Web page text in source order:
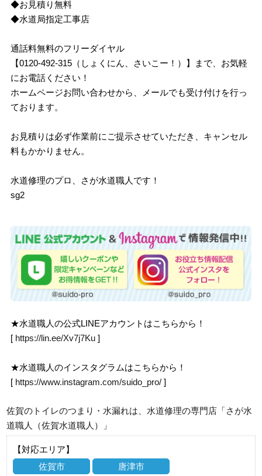
◆お見積り無料
◆水道局指定工事店
通話料無料のフリーダイヤル
【0120-492-315（しょくにん、さいこー！）】まで、お気軽
にお電話ください！
ホームページお問い合わせから、メールでも受け付けを行っ
ております。
お見積りは必ず作業前にご提示させていただき、キャンセル
料もかかりません。
水道修理のプロ、さが水道職人です！
sg2
★水道職人の公式LINEアカウントはこちらから！
[ https://lin.ee/Xv7j7Ku ]
★水道職人のインスタグラムはこちらから！
[ https://www.instagram.com/suido_pro/ ]
佐賀のトイレのつまり・水漏れは、水道修理の専門店「さが水
道職人（佐賀水道職人）」
【対応エリア】
佐賀市
唐津市